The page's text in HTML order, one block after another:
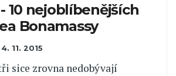
10 nejoblíbenějších
Bonamassy
4. 11. 2015
sice zrovna nedobývají